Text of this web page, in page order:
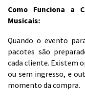
Como Funciona a
Musicais:
Quando o evento
pacotes são
cada cliente. Existem
ou sem ingresso, e
momento da compra.